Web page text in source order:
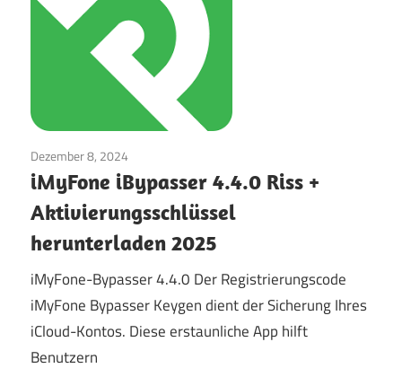
Dezember 8, 2024
iMyFone iBypasser 4.4.0 Riss +
Aktivierungsschlüssel
herunterladen 2025
iMyFone-Bypasser 4.4.0 Der Registrierungscode
iMyFone Bypasser Keygen dient der Sicherung Ihres
iCloud-Kontos. Diese erstaunliche App hilft
Benutzern